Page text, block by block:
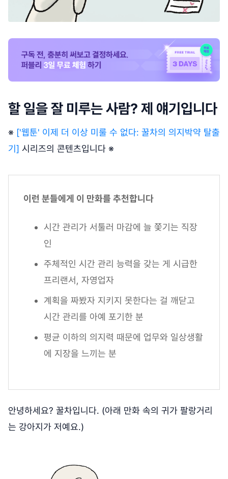
할 일을 잘 미루는 사람? 제 얘기입니다
※ ['웹툰' 이제 더 이상 미룰 수 없다: 꿀차의 의지박약 탈출
기] 시리즈의 콘텐츠입니다 ※
이런 분들에게 이 만화를 추천합니다
시간 관리가 서툴러 마감에 늘 쫓기는 직장
인
주체적인 시간 관리 능력을 갖는 게 시급한
프리랜서, 자영업자
계획을 짜봤자 지키지 못한다는 걸 깨닫고
시간 관리를 아예 포기한 분
평균 이하의 의지력 때문에 업무와 일상생활
에 지장을 느끼는 분
안녕하세요? 꿀차입니다. (아래 만화 속의 귀가 팔랑거리
는 강아지가 저예요.)